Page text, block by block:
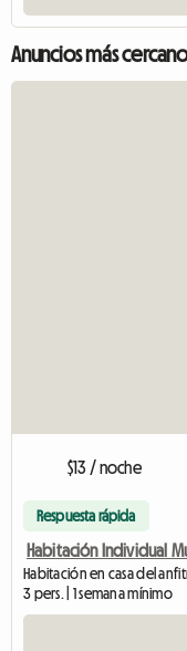
Anuncios más
$13 / noche
Respuesta rápida
Habitación Individual
Habitación en casa del
3 pers. | 1 semana mínimo